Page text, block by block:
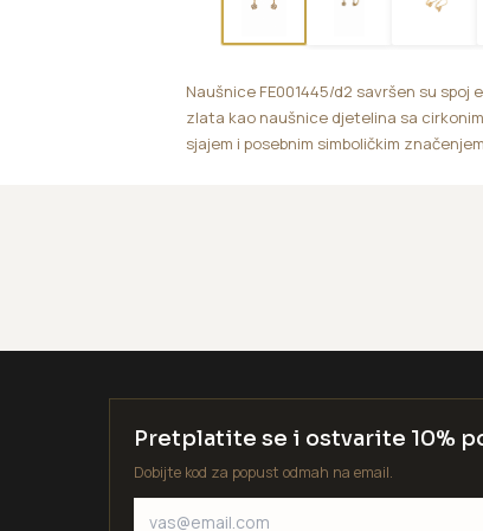
Naušnice FE001445/d2 savršen su spoj
zlata kao naušnice djetelina sa
sjajem i posebnim simboličkim
Pretplatite se i ostvarite 10%
Dobijte kod za popust odmah na email.